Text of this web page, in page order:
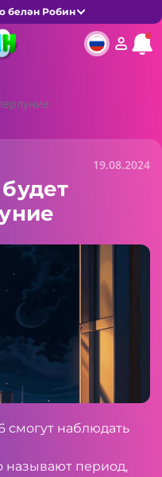
белән Робин
19.08.2024
смогут наблюдать
называют период,